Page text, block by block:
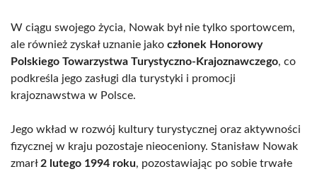
W ciągu swojego życia, Nowak był nie tylko sportowcem,
ale również zyskał uznanie jako członek Honorowy
Polskiego Towarzystwa Turystyczno-Krajoznawczego, co
podkreśla jego zasługi dla turystyki i promocji
krajoznawstwa w Polsce.
Jego wkład w rozwój kultury turystycznej oraz aktywności
fizycznej w kraju pozostaje nieoceniony. Stanisław Nowak
zmarł 2 lutego 1994 roku, pozostawiając po sobie trwałe